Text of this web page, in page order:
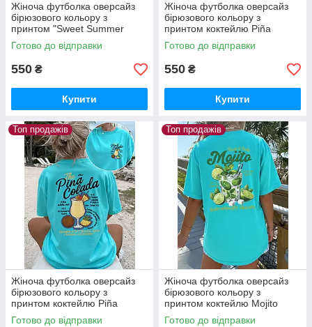
Жіноча футболка оверсайз
бірюзового кольору з
принтом "Sweet Summer
Time"
Готово до відправки
550 ₴
Купити
Жіноча футболка оверсайз
бірюзового кольору з
принтом коктейлю Piña
Colada
Готово до відправки
550 ₴
Купити
Топ продажів
Жіноча футболка оверсайз
бірюзового кольору з
принтом коктейлю Piña
Colada
Готово до відправки
Топ продажів
Жіноча футболка оверсайз
бірюзового кольору з
принтом коктейлю Mojito
Готово до відправки